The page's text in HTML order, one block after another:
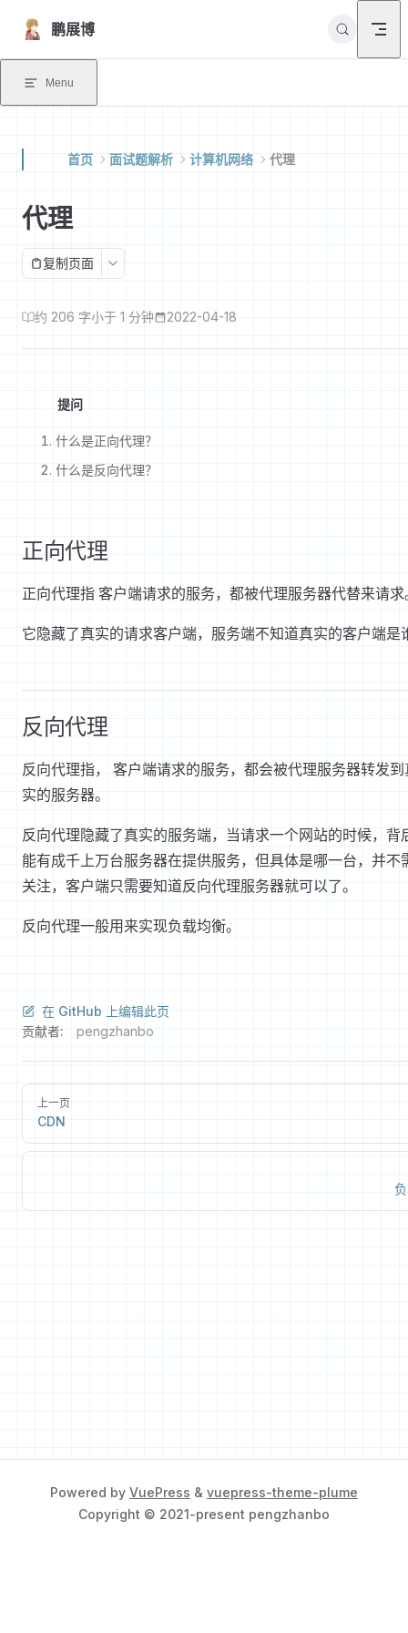
Skip to content
鹏展博
Menu
首页 面试题解析 计算机网络 代理
代理
复制页面
约 206 字小于 1 分钟 2022-04-18
提问
什么是正向代理？
什么是反向代理？
正向代理
正向代理指 客户端请求的服务，都被代理服务器代替来请求
它隐藏了真实的请求客户端，服务端不知道真实的客户端是
反向代理
反向代理指， 客户端请求的服务，都会被代理服务器转发到
实的服务器。
反向代理隐藏了真实的服务端，当请求一个网站的时候，背
能有成千上万台服务器在提供服务，但具体是哪一台，并不
关注，客户端只需要知道反向代理服务器就可以了。
反向代理一般用来实现负载均衡。
在 GitHub 上编辑此页
贡献者:
pengzhanbo
上一页
CDN
Powered by VuePress & vuepress-theme-plume
Copyright © 2021-present pengzhanbo